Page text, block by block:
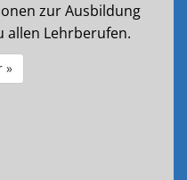
zur Ausbildung
allen Lehrberufen.
»